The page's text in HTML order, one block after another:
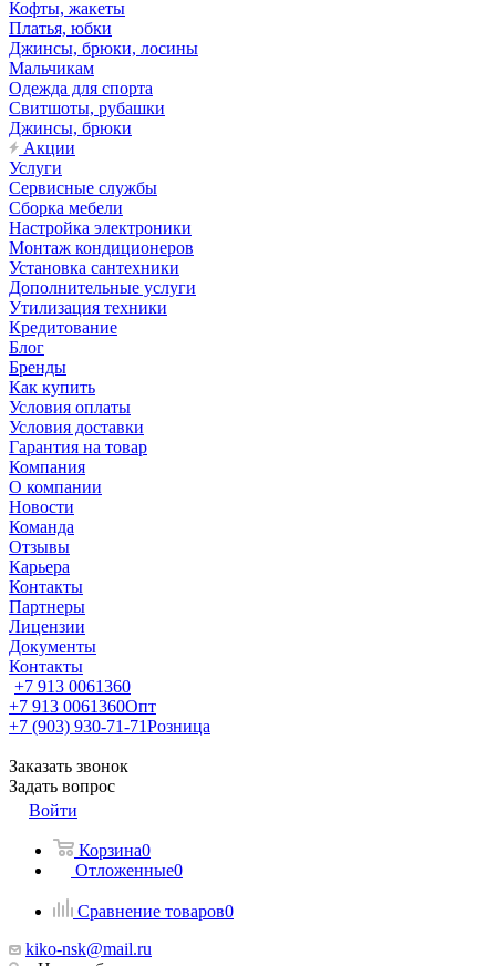
Кофты, жакеты
Платья, юбки
Джинсы, брюки, лосины
Мальчикам
Одежда для спорта
Свитшоты, рубашки
Джинсы, брюки
Акции
Услуги
Сервисные службы
Сборка мебели
Настройка электроники
Монтаж кондиционеров
Установка сантехники
Дополнительные услуги
Утилизация техники
Кредитование
Блог
Бренды
Как купить
Условия оплаты
Условия доставки
Гарантия на товар
Компания
О компании
Новости
Команда
Отзывы
Карьера
Контакты
Партнеры
Лицензии
Документы
Контакты
+7 913 0061360
+7 913 0061360Опт
+7 (903) 930-71-71Розница
Заказать звонок
Задать вопрос
Войти
Корзина0
Отложенные0
Сравнение товаров0
kiko-nsk@mail.ru